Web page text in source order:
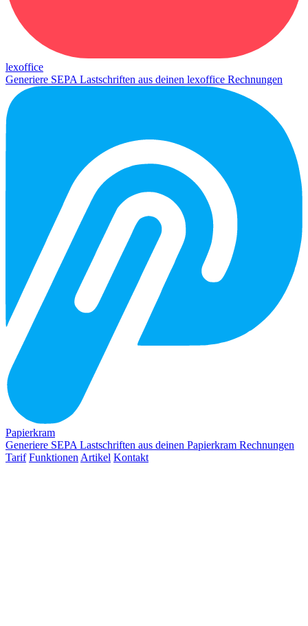
lexoffice
Generiere SEPA Lastschriften aus deinen lexoffice Rechnungen
Papierkram
Generiere SEPA Lastschriften aus deinen Papierkram Rechnungen
Tarif Funktionen Artikel Kontakt